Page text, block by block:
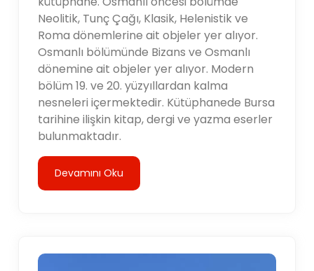
Neolitik, Tunç Çağı, Klasik, Helenistik ve
Roma dönemlerine ait objeler yer alıyor.
Osmanlı bölümünde Bizans ve Osmanlı
dönemine ait objeler yer alıyor. Modern
bölüm 19. ve 20. yüzyıllardan kalma
nesneleri içermektedir. Kütüphanede Bursa
tarihine ilişkin kitap, dergi ve yazma eserler
bulunmaktadır.
Devamını Oku